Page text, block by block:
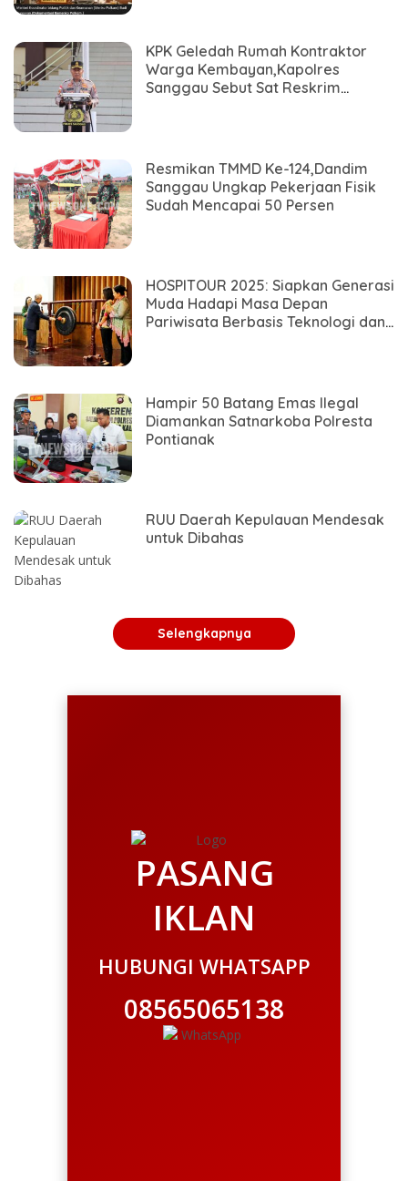
KPK Geledah Rumah Kontraktor
Warga Kembayan,Kapolres
Sanggau Sebut Sat Reskrim
Resmikan TMMD Ke-124,Dandim
Sanggau Ungkap Pekerjaan Fisik
Sudah Mencapai 50 Persen
HOSPITOUR 2025: Siapkan Generasi
Muda Hadapi Masa Depan
Pariwisata Berbasis Teknologi dan
Hampir 50 Batang Emas Ilegal
Diamankan Satnarkoba Polresta
Pontianak
RUU Daerah Kepulauan Mendesak
untuk Dibahas
Selengkapnya
PASANG
IKLAN
HUBUNGI WHATSAPP
08565065138